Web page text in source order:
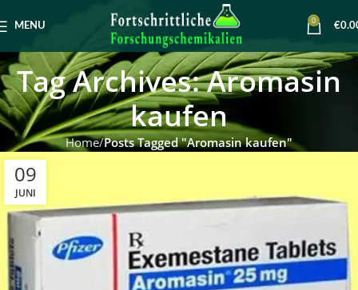
MENU
0
€
Tag Archives: Aromasin
kaufen
Home Posts Tagged "Aromasin kaufen"
09
JUNI